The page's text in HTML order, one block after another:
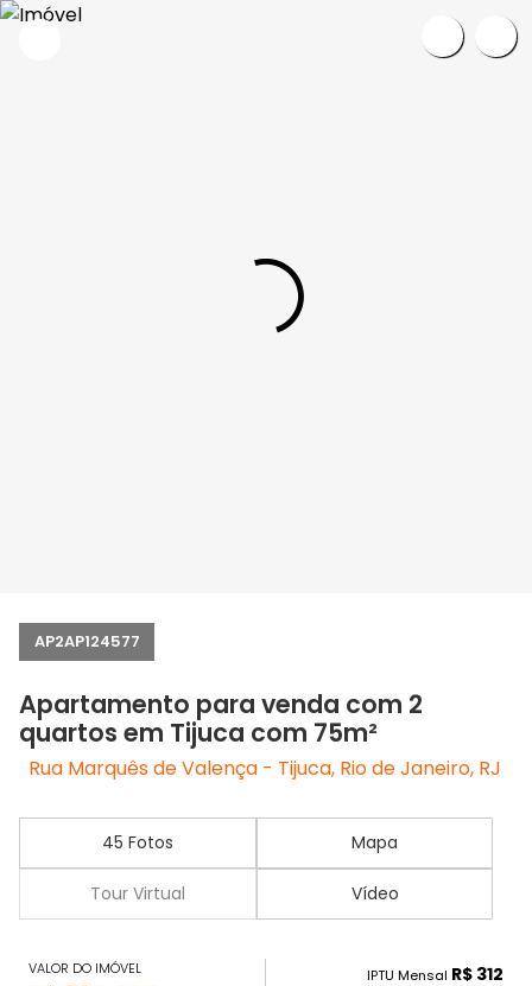
AP2AP124577
Apartamento para venda com 2
quartos em Tijuca com 75m²
Rua Marquês de Valença - Tijuca, Rio de Janeiro, RJ
45 Fotos Mapa
Tour Virtual Vídeo
VALOR DO IMÓVEL IPTU Mensal R$ 312